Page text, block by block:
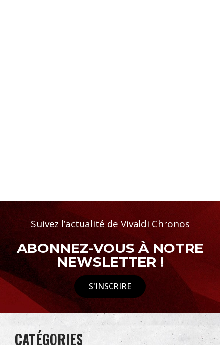
Suivez l’actualité de Vivaldi Chronos
ABONNEZ-VOUS À NOTRE
NEWSLETTER !
S'INSCRIRE
CATÉGORIES